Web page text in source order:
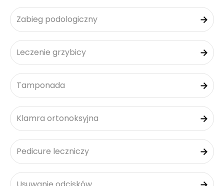
Zabieg podologiczny
Leczenie grzybicy
Tamponada
Klamra ortonoksyjna
Pedicure leczniczy